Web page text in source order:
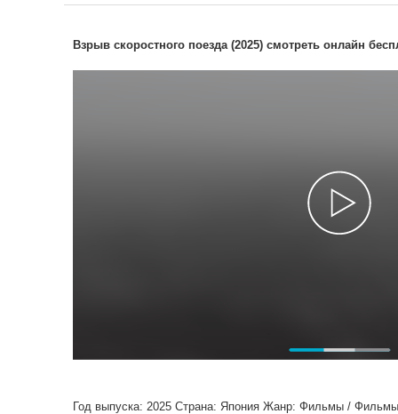
Взрыв скоростного поезда (2025) смотреть онлайн
Год выпуска: 2025 Страна: Япония Жанр: Фильмы /